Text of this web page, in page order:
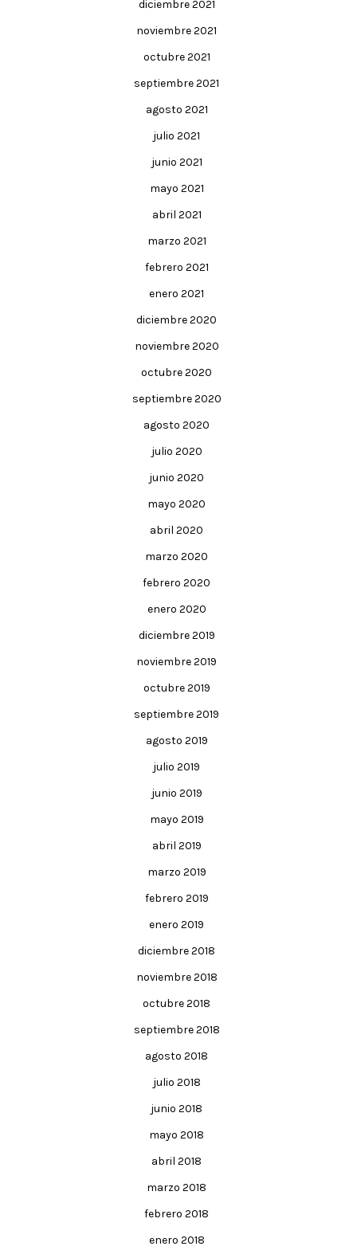
diciembre 2021
noviembre 2021
octubre 2021
septiembre 2021
agosto 2021
julio 2021
junio 2021
mayo 2021
abril 2021
marzo 2021
febrero 2021
enero 2021
diciembre 2020
noviembre 2020
octubre 2020
septiembre 2020
agosto 2020
julio 2020
junio 2020
mayo 2020
abril 2020
marzo 2020
febrero 2020
enero 2020
diciembre 2019
noviembre 2019
octubre 2019
septiembre 2019
agosto 2019
julio 2019
junio 2019
mayo 2019
abril 2019
marzo 2019
febrero 2019
enero 2019
diciembre 2018
noviembre 2018
octubre 2018
septiembre 2018
agosto 2018
julio 2018
junio 2018
mayo 2018
abril 2018
marzo 2018
febrero 2018
enero 2018